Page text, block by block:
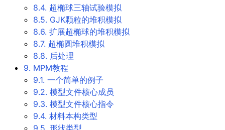
8.4. 超椭球三轴试验模拟
8.5. GJK颗粒的堆积模拟
8.6. 扩展超椭球的堆积模拟
8.7. 超椭圆堆积模拟
8.8. 后处理
9. MPM教程
9.1. 一个简单的例子
9.2. 模型文件核心成员
9.3. 模型文件核心指令
9.4. 材料本构类型
9.5. 形状类型